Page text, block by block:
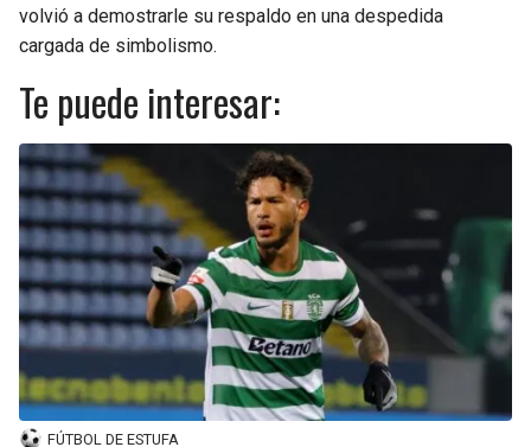
volvió a demostrarle su respaldo en una despedida
cargada de simbolismo.
Te puede interesar:
FÚTBOL DE ESTUFA